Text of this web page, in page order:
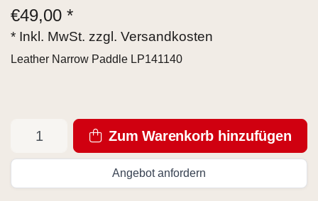
€49,00 *
* Inkl. MwSt. zzgl. Versandkosten
Leather Narrow Paddle LP141140
Zum Warenkorb hinzufügen
Angebot anfordern